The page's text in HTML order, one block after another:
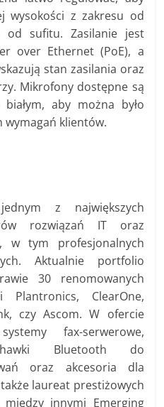
wysokości z zakresu od
sufitu. Zasilanie jest
over Ethernet (PoE), a
stan zasilania oraz
Mikrofony dostępne są
aby można było
wymagań klientów.
z największych
rozwiązań IT oraz
w tym profesjonalnych
Aktualnie portfolio
30 renomowanych
ClearOne,
czy Ascom. W ofercie
fax-serwerowe,
Bluetooth do
oraz akcesoria dla
laureat prestiżowych
innymi Emerging